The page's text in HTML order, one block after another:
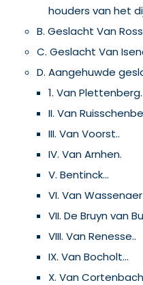
houders van het
B. Geslacht Van
C. Geslacht Van
D. Aangehuwde
1. Van Plettenberg.
II. Van
III. Van Voorst..
IV. Van Arnhen.
V. Bentinck...
VI. Van Wassenaer
VII. De Bruyn van
VIII. Van Renesse..
IX. Van Bocholt...
X. Van